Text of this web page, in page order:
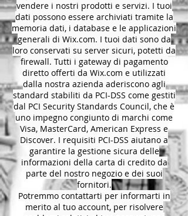
vendere i nostri prodotti e servizi. I tuoi
dati possono essere archiviati tramite la
memoria dati, i database e le applicazioni
generali di Wix.com. I tuoi dati sono da
loro conservati su server sicuri, potetti da
firewall. Tutti i gateway di pagamento
diretto offerti da Wix.com e utilizzati
dalla nostra azienda aderiscono agli
standard stabiliti da PCI-DSS come gestiti
dal PCI Security Standards Council, che è
uno impegno congiunto di marchi come
Visa, MasterCard, American Express e
Discover. I requisiti PCI-DSS aiutano a
garantire la gestione sicura delle
informazioni della carta di credito da
parte del nostro negozio e dei suoi
fornitori.
Potremmo contattarti per informarti in
merito al tuo account, per risolvere